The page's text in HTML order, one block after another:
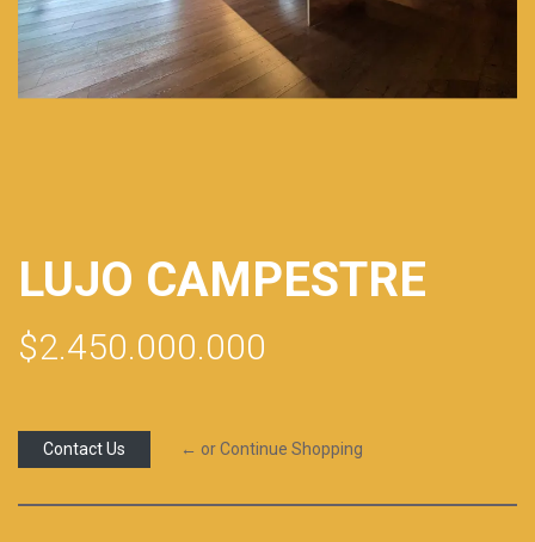
LUJO CAMPESTRE
$2.450.000.000
Contact Us ← or Continue Shopping